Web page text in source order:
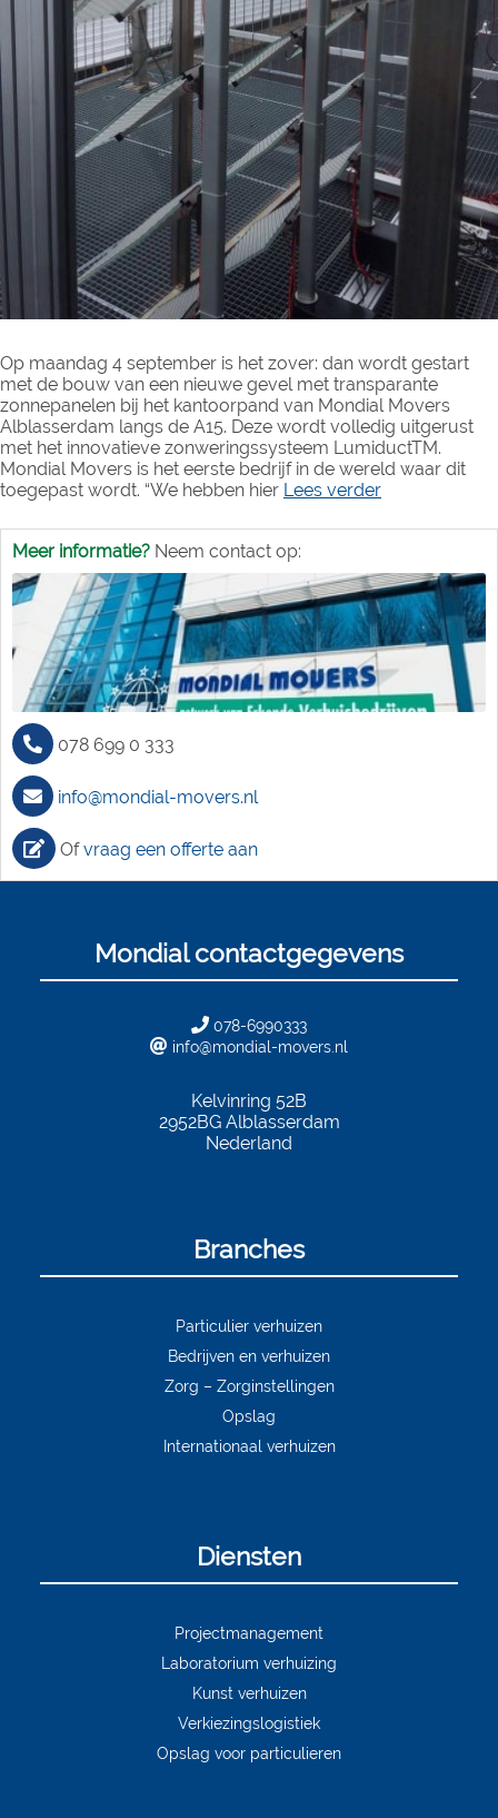
Op maandag 4 september is het zover: dan wordt gestart
met de bouw van een nieuwe gevel met transparante
zonnepanelen bij het kantoorpand van Mondial Movers
Alblasserdam langs de A15. Deze wordt volledig uitgerust
met het innovatieve zonweringssysteem LumiductTM.
Mondial Movers is het eerste bedrijf in de wereld waar dit
toegepast wordt. “We hebben hier Lees verder
Meer informatie? Neem contact op:
078 699 0 333
info@mondial-movers.nl
Ofvraag een offerte aan
Mondial contactgegevens
078-6990333
info@mondial-movers.nl
Kelvinring 52B
2952BGAlblasserdam
Nederland
Branches
Particulier verhuizen
Bedrijven en verhuizen
Zorg – Zorginstellingen
Opslag
Internationaal verhuizen
Diensten
Projectmanagement
Laboratorium verhuizing
Kunst verhuizen
Verkiezingslogistiek
Opslag voor particulieren